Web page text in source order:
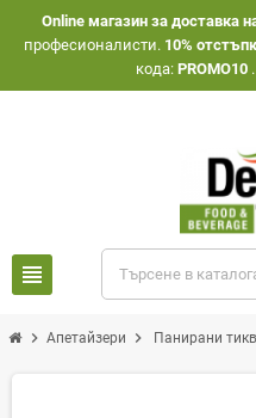
Оnline магазин за доставка
професионалисти. 10%
кода: PROMO10 .
view_headline
chevron_right Апетайзери chevron_right Панирани